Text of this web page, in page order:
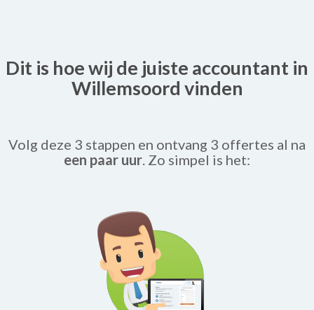
Dit is hoe wij de juiste accountant in
Willemsoord vinden
Volg deze 3 stappen en ontvang 3 offertes al na
een paar uur. Zo simpel is het: